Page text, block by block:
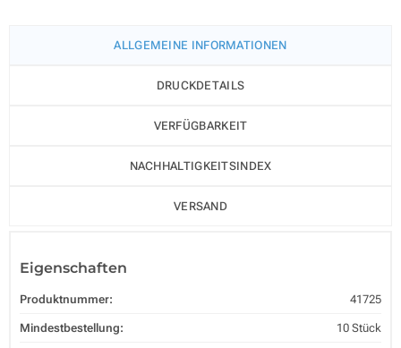
ALLGEMEINE INFORMATIONEN
DRUCKDETAILS
VERFÜGBARKEIT
NACHHALTIGKEITSINDEX
VERSAND
Eigenschaften
Produktnummer: 41725
Mindestbestellung: 10 Stück